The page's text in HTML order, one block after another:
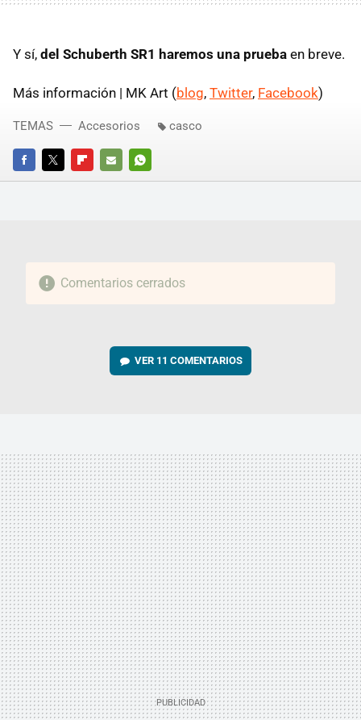
Y sí, del Schuberth SR1 haremos una prueba en breve.
Más información | MK Art (blog, Twitter, Facebook)
FACEBOOKTWITTERFLIPBOARD
E-
WHATSAPP
TEMAS Accesorios casco
Comentarios cerrados
VER 11 COMENTARIOS